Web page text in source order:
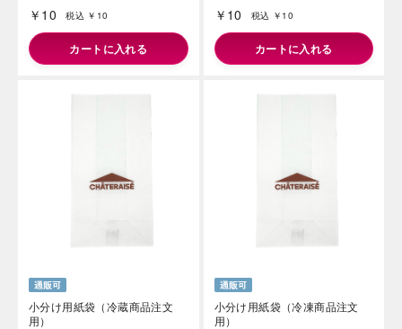
￥10 税込 ￥10
カートに入れる
￥10 税込 ￥10
カートに入れる
小分け用紙袋（冷蔵商品注文
用）
小分け用紙袋（冷凍商品注文
用）
海外 Overseas shops